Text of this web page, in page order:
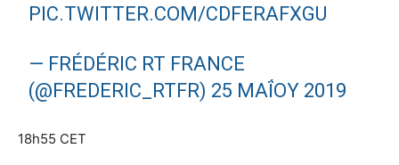
PIC.TWITTER.COM/CDFERAFXGU
— FRÉDÉRIC RT FRANCE
(@FREDERIC_RTFR) 25 ΜΑΪ́ΟΥ 2019
18h55 CET